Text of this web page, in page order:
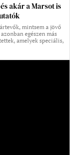
akár a Marsot is
mintsem a jövő
egészen más
amelyek speciális,